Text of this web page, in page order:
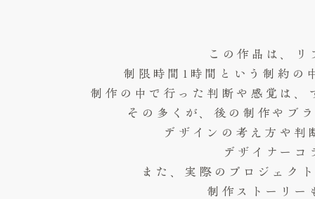
この作品は、リ
制限時間1時間という制約の
制作の中で行った判断や感覚は
その多くが、後の制作やブ
デザインの考え方や判
デザイナーコ
また、実際のプロジェク
制作ストーリー